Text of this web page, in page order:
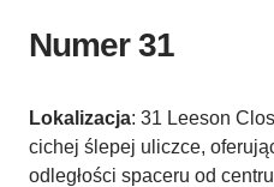
Numer 31
Lokalizacja: 31 Leeson
cichej ślepej uliczce,
odległości spaceru od